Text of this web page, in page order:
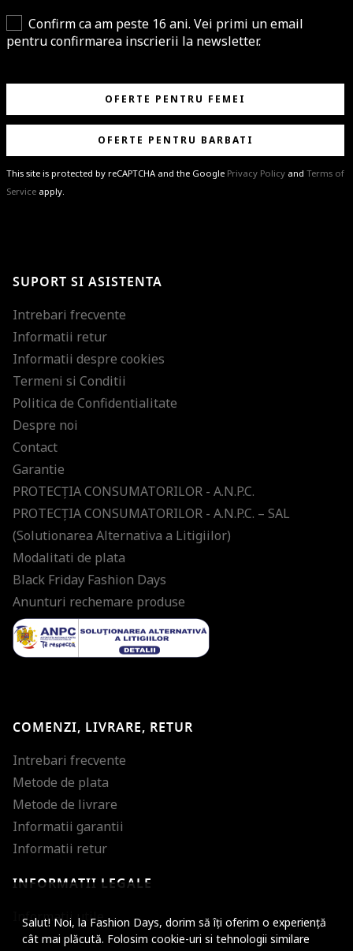
Salut! Noi, la Fashion Days, dorim să îți oferim o experiență
cât mai plăcută. Folosim cookie-uri si tehnologii similare
Confirm ca am peste 16 ani. Vei primi un email
pentru confirmarea inscrierii la newsletter.
OFERTE PENTRU FEMEI
OFERTE PENTRU BARBATI
This site is protected by reCAPTCHA and the Google Privacy Policy and Terms of
Service apply.
ultimele tendinte in moda!
SUPORT SI ASISTENTA
Intrebari frecvente
Informatii retur
Informatii despre cookies
Termeni si Conditii
Politica de Confidentialitate
Despre noi
Contact
Garantie
PROTECŢIA CONSUMATORILOR - A.N.P.C.
PROTECŢIA CONSUMATORILOR - A.N.P.C. – SAL
(Solutionarea Alternativa a Litigiilor)
Modalitati de plata
Black Friday Fashion Days
Anunturi rechemare produse
COMENZI, LIVRARE, RETUR
Intrebari frecvente
Metode de plata
Metode de livrare
Informatii garantii
Informatii retur
INFORMATII LEGALE
Informatii utile
Micsoreaza